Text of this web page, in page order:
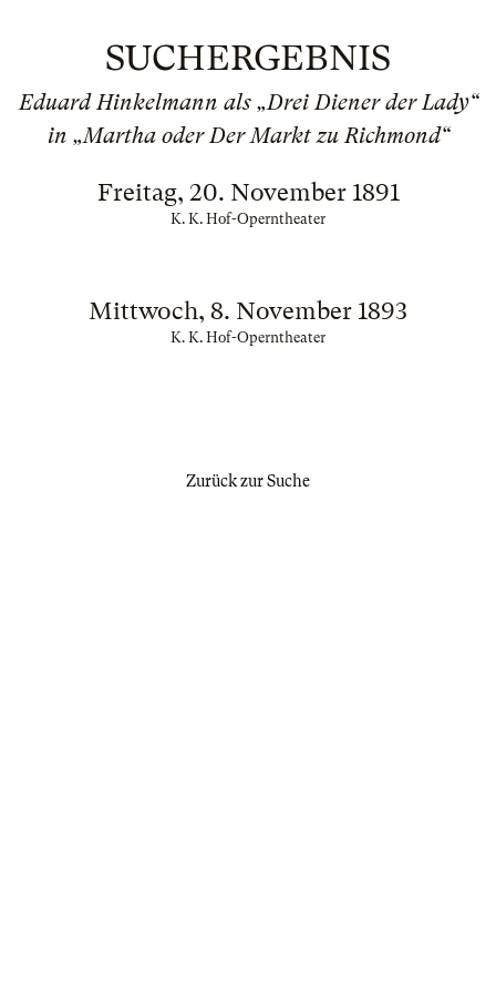
SUCHERGEBNIS
Eduard Hinkelmann als „Drei Diener der Lady“
in „Martha oder Der Markt zu Richmond“
Freitag, 20. November 1891
K. K. Hof-Operntheater
Mittwoch, 8. November 1893
K. K. Hof-Operntheater
Zurück zur Suche